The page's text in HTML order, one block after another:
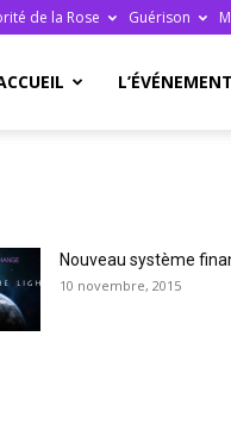
de la Rose Guérison
L’ÉVÉNEMENT
Nouveau système
10 novembre, 2015